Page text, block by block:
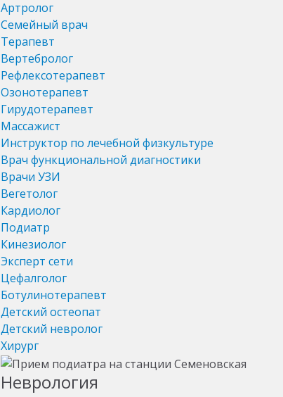
Артролог
Семейный врач
Терапевт
Вертебролог
Рефлексотерапевт
Озонотерапевт
Гирудотерапевт
Массажист
Инструктор по лечебной физкультуре
Врач функциональной диагностики
Врачи УЗИ
Вегетолог
Кардиолог
Подиатр
Кинезиолог
Эксперт сети
Цефалголог
Ботулинотерапевт
Детский остеопат
Детский невролог
Хирург
Неврология